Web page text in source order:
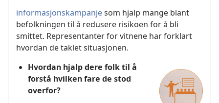
informasjonskampanjesom hjalp mange blant
befolkningen til å redusere risikoen for å bli
smittet. Representanter for vitnene har forklart
hvordan de taklet situasjonen.
Hvordan hjalp dere folk til å
forstå hvilken fare de stod
overfor?